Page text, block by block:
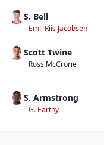
S. Bell
Emil Riis Jacobsen
Scott Twine
Ross McCrorie
S. Armstrong
G. Earthy